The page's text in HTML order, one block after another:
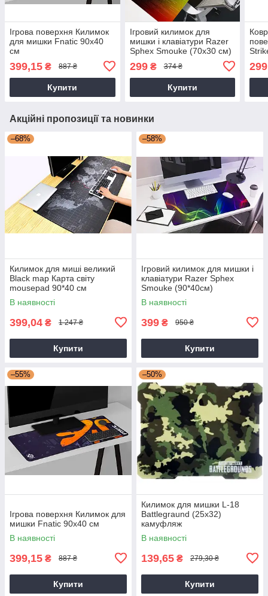
Ігрова поверхня Килимок
для мишки Fnatic 90х40
см
399,15 ₴ 887 ₴
Купити
Ігровий килимок для
мишки і клавіатури Razer
Sphex Smouke (70х30 см)
299₴ 374 ₴
Купити
Акційні пропозиції та новинки
–68%
Килимок для миші великий
Black map Карта світу
mousepad 90*40 см
Геймерський килимок для
миші
В наявності
399,04 ₴ 1 247 ₴
Купити
–58%
Ігровий килимок для мишки і
клавіатури Razer Sphex
Smouke (90*40см)
В наявності
399 ₴ 950 ₴
Купити
–55%
Ігрова поверхня Килимок для
мишки Fnatic 90х40 см
В наявності
399,15 ₴ 887 ₴
Купити
–50%
Килимок для мишки L-18
Battlegraund (25x32)
камуфляж
В наявності
139,65 ₴ 279,30 ₴
Купити